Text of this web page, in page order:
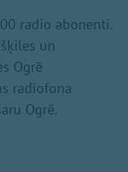
radio abonenti.
un
Ogrē
radiofona
Ogrē.